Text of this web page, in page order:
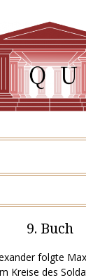
9. Buch
folgte
Kreise des